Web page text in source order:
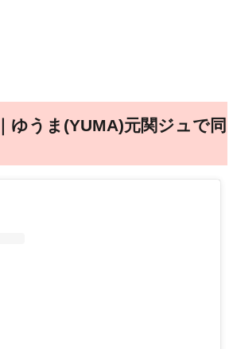
ゆうま(YUMA)元関ジュで同